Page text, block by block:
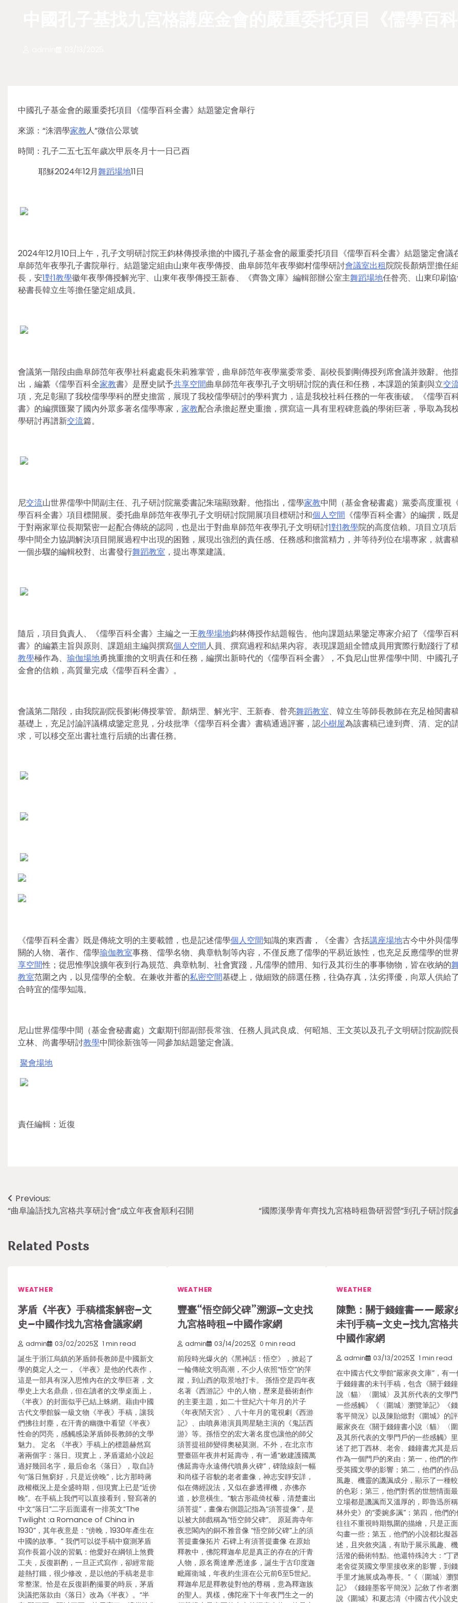
中國孔子基金會的嚴重委托項目《儒學百科全書》結題鑒定會舉行
來源：“洙泗學家教人”微信公眾號
時間：孔子二五七五年歲次甲辰冬月十一日己酉
耶穌2024年12月舞蹈場地11日
2024年12月10日上午，孔子文明研討院王鈞林傳授承擔的中國孔子基金會的嚴重委托項目《儒學百科全書》結題鑒定會議
阜師范年夜學孔子書院舉行。結題鑒定組由山東年夜學傳授、曲阜師范年夜學鄉村儒學研討會議室出租院院長顏炳罡擔任
長，安1對1教學徽年夜學傳授解光宇、山東年夜學傳授王新春、《齊魯文庫》編輯部辦公室主舞蹈場地任昝亮、山東印刷
秘書長韓立生等擔任鑒定組成員。
會議第一階段由曲阜師范年夜學社科處處長朱莉雅掌管，曲阜師范年夜學黨委常委、副校長劉剛傳授列席會議并致辭。他
出，編纂《儒學百科全家教書》是歷史賦予共享空間曲阜師范年夜學孔子文明研討院的責任和任務，本課題的策劃與立交
項，充足彰顯了我校儒學學科的歷史擔當，展現了我校儒學研討的學科實力，這是我校社科任務的一年夜衝破。《儒學百
書》的編撰匯聚了國內外眾多著名儒學專家， 家教配合承擔起歷史重擔，撰寫這一具有里程碑意義的學術巨著，爭取為我
學研討再譜新交流篇。
尼交流山世界儒學中間副主任、孔子研討院黨委書記朱瑞顯致辭。他指出，儒學家教中間（基金會秘書處）黨委高度重視
學百科全書》項目標開展。委托曲阜師范年夜學孔子文明研討院開展項目標研討和個人空間 《儒學百科全書》的編撰，既
于對兩家單位長期緊密一起配合傳統的認同，也是出于對曲阜師范年夜學孔子文明研討1對1教學院的高度信賴。項目立項
學中間全力協調解決項目開展過程中出現的困難，展現出強烈的責任感、任務感和擔當精力，并等待列位在場專家，就書
一個步驟的編輯校對、出書發行舞蹈教室 ，提出專業建議。
隨后，項目負責人、《儒學百科全書》主編之一王教學場地鈞林傳授作結題報告。他向課題結果鑒定專家介紹了《儒學百
書》的編纂主旨與原則、課題組主編與撰寫個人空間人員、撰寫過程和結果內容。表現課題組全體成員用實際行動踐行了
教學極作為、 瑜伽場地勇挑重擔的文明責任和任務，編撰出新時代的《儒學百科全書》，不負尼山世界儒學中間、中國孔
金會的信賴，高質量完成《儒學百科全書》。
會議第二階段，由我院副院長劉彬傳授掌管。顏炳罡、解光宇、王新春、昝亮舞蹈教室、韓立生等師長教師在充足檢閱書
基礎上，充足討論評議構成鑒定意見，分歧批準《儒學百科全書》書稿通過評審，認小樹屋為該書稿已達到齊、清、定的
求，可以移交至出書社進行后續的出書任務。
《儒學百科全書》既是傳統文明的主要載體，也是記述儒學個人空間知識的東西書，《全書》含括講座場地古今中外與儒
關的人物、著作、儒學瑜伽教室事務、儒學名物、典章軌制等內容，不僅反應了儒學的平易近族性，也充足反應儒學的世
享空間性；從思惟學說擴年夜到行為規范、典章軌制、社會實踐，凡儒學的體用、知行及其衍生的事事物物，皆在收納的
教室范圍之內，以見儒學的全貌。在兼收并蓄的私密空間基礎上，做細致的篩選任務，往偽存真，汰劣擇優，向眾人供給
合時宜的儒學知識。
尼山世界儒學中間（基金會秘書處）文獻期刊部副部長常強、任務人員武良成、何昭旭、王文英以及孔子文明研討院副院
立林、尚書學研討教學中間徐新強等一同參加結題鑒定會議。
聚會場地
責任編輯：近復
Post
navigation
Previous:
“曲阜論語找九宮格共享研討會”成立年夜會順利召開
“國際漢學青年齊找九宮格時租魯研習營”到孔子研討院
Related Posts
WEATHER
茅盾《半夜》手稿檔案解密–文
史–中國作找九宮格會議家網
admin 03/02/2025 1 min read
誕生于浙江烏鎮的茅盾師長教師是中國新文
學的奠定人之一，《半夜》是他的代表作，
這是一部具有深入思惟內在的文學巨著，文
學史上大名鼎鼎，但在讀者的文學桌面上，
《半夜》的封面似乎已結上蛛網。藉由中國
古代文學館躲一級文物《半夜》手稿，讓我
們拂往封塵，在汗青的幽微中看望《半夜》
性命的閃亮，感觸感染茅盾師長教師的文學
魅力。 定名 《半夜》手稿上的標題赫然寫
著兩個字：落日。現實上，茅盾還給小說起
過好幾回名字，最后命名《落日》，取自詩
句“落日無窮好，只是近傍晚”，比方那時蔣
政權概況上是全盛時期，但現實上已是“近傍
晚”。在手稿上我們可以直接看到，豎寫著的
中文“落日”二字后面還有一排英文“The
Twilight :a Romance of China in
1930”，其年夜意是：“傍晚，1930年產生在
中國的故事。” 我們可以從手稿中窺測茅盾
寫作長篇小說的習氣：他愛好在綱領上煞費
工夫，反復斟酌，一旦正式寫作，卻經常能
趁熱打鐵，很少修改，是以他的手稿老是非
常整潔。恰是在反復斟酌撮要的時辰，茅盾
決議把落款由《落日》改為《半夜》。“半
WEATHER
豐臺“悟空師父碑”溯源–文史找
九宮格時租–中國作家網
admin 03/14/2025 0 min read
前段時光爆火的《黑神話：悟空》，掀起了
一輪傳統文明高潮，不少人依照“悟空”的萍
蹤，到山西的取景地打卡。 孫悟空是四年夜
名著《西游記》中的人物，歷來是藝術創作
的主要主題，如二十世紀六十年月的片子
《年夜鬧天宮》、八十年月的電視劇《西游
記》、由噴鼻港演員周星馳主演的《鬼話西
游》等。孫悟空的宏大著名度也讓他的師父
須菩提祖師變得奧秘莫測。不外，在北京市
豐臺區年夜井村延壽寺，有一通“敕建護國萬
佛延壽寺永遠傳代噴鼻火碑”，碑陰線刻一幅
和尚樣子容貌的老者畫像，神志安靜安詳，
似在傳經說法，又似在參透禪機，亦佛亦
道，妙意橫生。“貌古形疏倚杖藜，清楚畫出
須菩提”，畫像右側題記指為“須菩提像”，是
以被大師戲稱為“悟空師父碑”。 原延壽寺年
夜悲閣內的銅不雅音像 “悟空師父碑”上的須
菩提畫像拓片 石碑上有須菩提畫像 在原始
釋教中，佛陀釋迦牟尼是真正的存在的汗青
人物，原名喬達摩·悉達多，誕生于古印度迦
毗羅衛城，年夜約生涯在公元前6至5世紀。
釋迦牟尼是釋教徒對他的尊稱，意為釋迦族
的聖人。異樣，佛陀座下十年夜門生之一的
WEATHER
陳艷：關于錢鐘書——嚴家
未刊手稿–文史–找九宮格
中國作家網
admin 03/13/2025 1 min read
在中國古代文學館“嚴家炎文庫”，有
于錢鐘書的未刊手稿，包含《關于錢
說〈貓〉〈圍城〉及其所代表的文學
一些感觸》《〈圍城〉瀏覽筆記》《
客平簡況》以及陳貽焮對《圍城》的
嚴家炎在《關于錢鐘書小說〈貓〉〈
及其所代表的文學門戶的一些感觸》
述了把丁西林、老舍、錢鐘書尤其是
作為一個門戶的來由：第一，他們的
受英國文學的影響；第二，他們的作
風趣、機靈的譏諷成分，顯示了一種
的色彩；第三，他們對舊的世態情面
立場都是譏諷而又溫厚的，即魯迅所
林外史》的“委婉多諷”；第四，他們
往往不重視時期氛圍的描繪，只是正
勾畫一些；第五，他們的小說都比擬
述，且夾敘夾議，有助于展示風趣、
活潑的藝術特點。他還特殊誇大：“丁
老舍從英國文學里接收來的影響，到
手里才施展成為專長。”《〈圍城〉瀏
記》《錢鐘墨客平簡況》記敘了作者
說《圍城》和夏志清《中國古代小說